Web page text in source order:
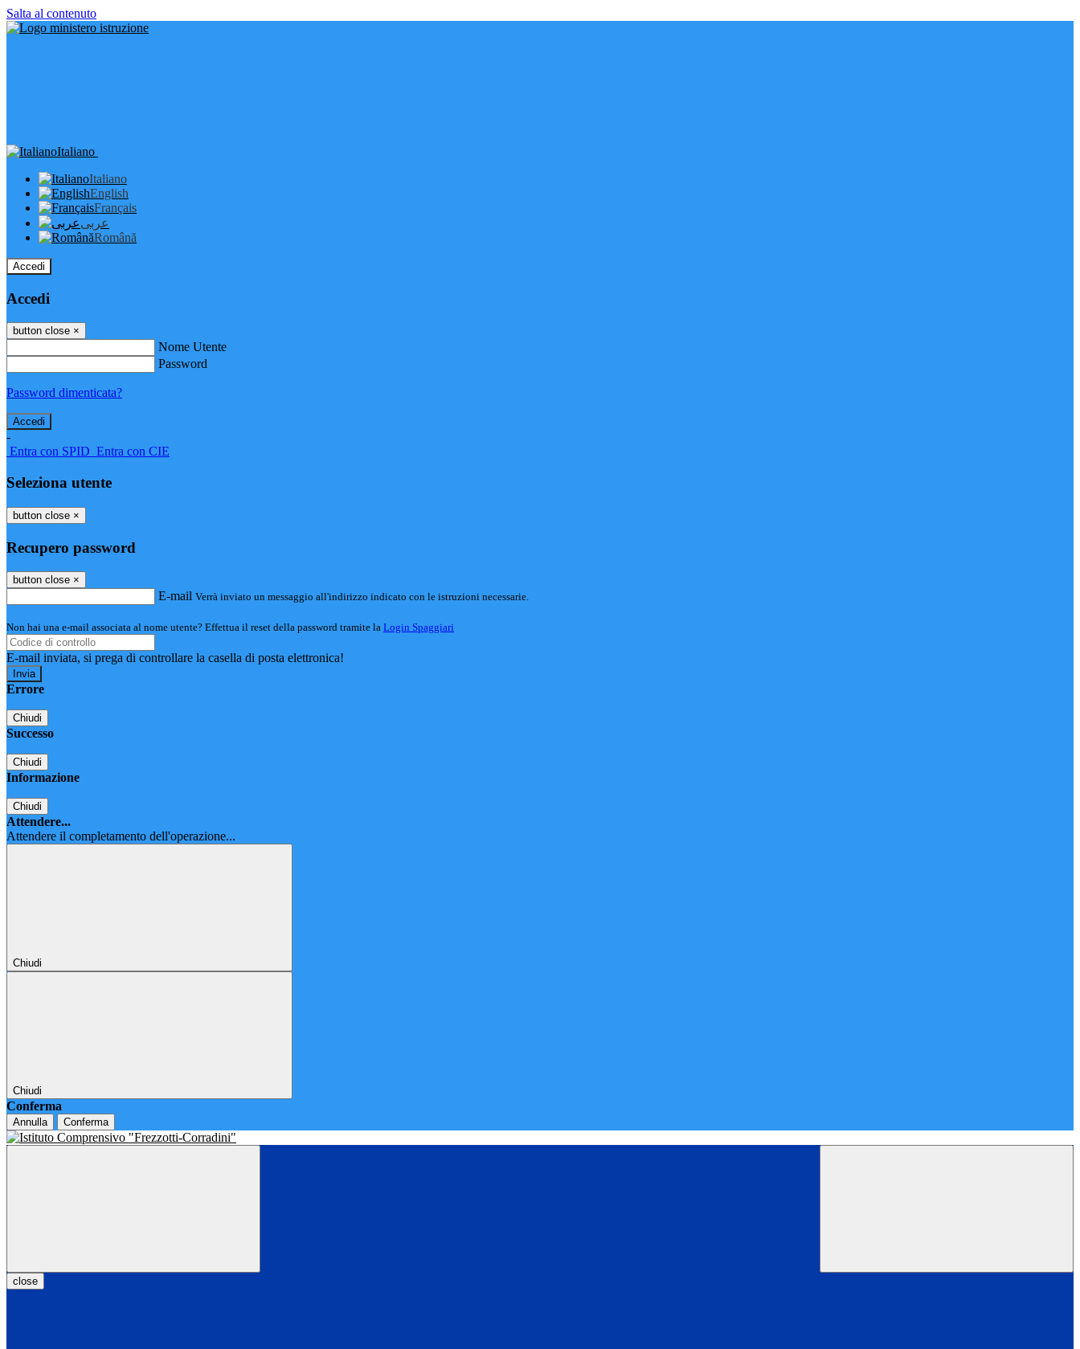
Salta al contenuto
Italiano
Italiano
English
Français
عربى
Română
Accedi
Accedi
button close ×
Nome Utente
Password
Password dimenticata?
-
Entra con SPID Entra con CIE
Seleziona utente
button close ×
Recupero password
button close ×
E-mail Verrà inviato un messaggio all'indirizzo indicato con le istruzioni necessarie.
Non hai una e-mail associata al nome utente? Effettua il reset della password tramite la Login Spaggiari
E-mail inviata, si prega di controllare la casella di posta elettronica!
Errore
Chiudi
Successo
Chiudi
Informazione
Chiudi
Attendere...
Attendere il completamento dell'operazione...
Chiudi
Chiudi
Conferma
Annulla Conferma
close